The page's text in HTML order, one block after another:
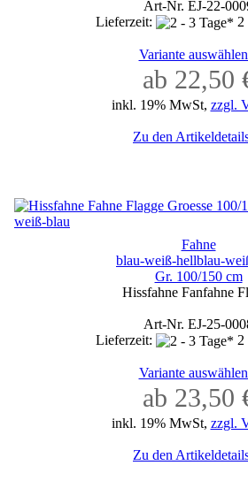
Art-Nr. EJ-22-
Lieferzeit:
2
Variante
ab 22,50
inkl. 19% MwSt, zzgl.
Zu den
Fahne
blau-weiß-hellblau-
Gr. 100/150 cm
Hissfahne Fanfahne
Art-Nr. EJ-25-
Lieferzeit:
2
Variante
ab 23,50
inkl. 19% MwSt, zzgl.
Zu den